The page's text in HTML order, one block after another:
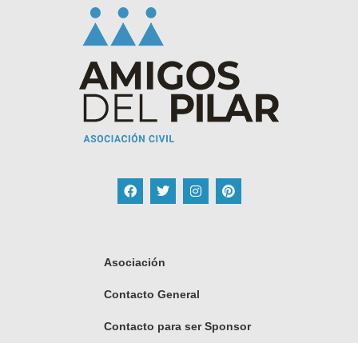
Asociación
Contacto General
Contacto para ser Sponsor